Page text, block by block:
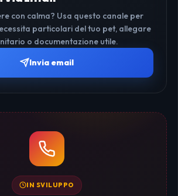
con calma? Usa questo canale per
particolari del tuo pet, allegare
o documentazione utile.
Invia email
IN SVILUPPO